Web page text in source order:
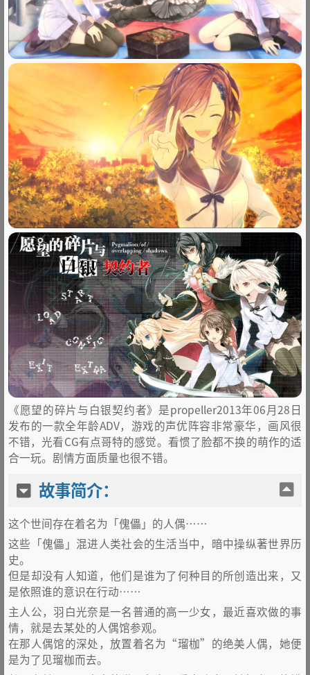
《愿望的碎片与白银契约者》是propeller2013年06月28日
发布的一款全年龄ADV，游戏的声优阵容非常豪华，画风很
不错，光看CG有点哥特的感觉。看惯了脸都不换的萌作的适
合一玩。剧情方面质量也很不错。
故事简介：
这个世间存在着名为「傀儡」的人偶……
这些「傀儡」混进人类社会的生活当中，暗中操纵著世界历
史。
但是却没有人知道，他们是谁为了何种目的所创造出来，又
是依照谁的意识在行动……
主人公，羽白光奈是一名普通的高一少女，最近喜欢做的事
情，就是去某处的人偶馆参观。
在那人偶馆的深处，放置着名为“瑠枷”的绝美人偶，她便
是为了见瑠枷而去。